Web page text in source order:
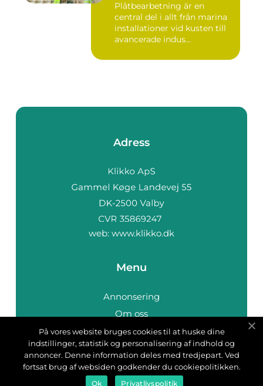
Plåtbearbetning är en
central del i allt från marina
installationer vid kusten till
avancerade indus...
Adress
web: www.klikko.dk
Menu
Annonsering
Om oss
Cookies
Kontakta oss
Sitemap
På vores website bruges cookies til at huske dine
indstillinger, statistik og personalisering af indhold og
annoncer. Denne information deles med tredjepart. Ved
fortsat brug af websiden godkender du cookiepolitikken.
Ok Privatlivspolitik